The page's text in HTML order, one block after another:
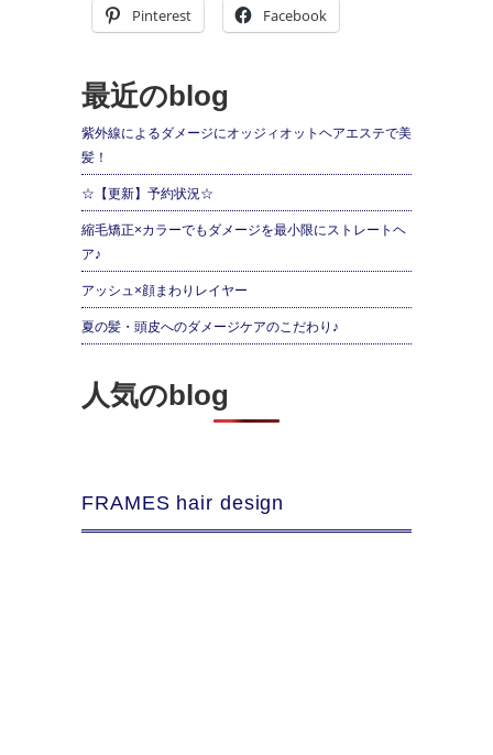
Pinterest Facebook
最近のblog
紫外線によるダメージにオッジィオットヘアエステで美
髪！
☆【更新】予約状況☆
縮毛矯正×カラーでもダメージを最小限にストレートヘ
ア♪
アッシュ×顔まわりレイヤー
夏の髪・頭皮へのダメージケアのこだわり♪
人気のblog
FRAMES hair design